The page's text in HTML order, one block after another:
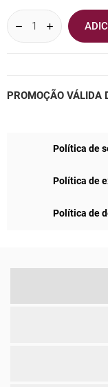
PROMOÇÃO
Política de
Política de
Política de